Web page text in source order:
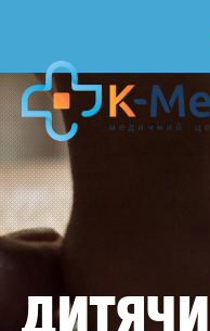
Дитячий
масаж
загальний